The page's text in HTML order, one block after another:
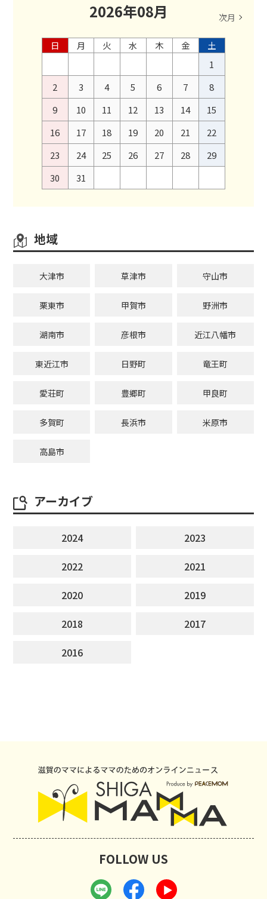
2026年08月 次月
日 月 火 水 木 金
土
1
2
3 4 5 6 7
8
9
10 11 12 13 14
15
16
17 18 19 20 21
22
23
24 25 26 27 28
29
30
31
地域
大津市 草津市 守山市
栗東市 甲賀市 野洲市
湖南市 彦根市 近江八幡市
東近江市 日野町 竜王町
愛荘町 豊郷町 甲良町
多賀町 長浜市 米原市
高島市
アーカイブ
2024
2023
2022
2021
2020
2019
2018
2017
2016
FOLLOW US